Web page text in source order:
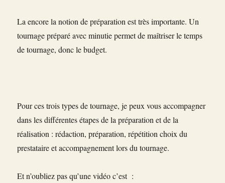
La encore la notion de préparation est très importante. Un
tournage préparé avec minutie permet de maîtriser le temps
de tournage, donc le budget.
Pour ces trois types de tournage, je peux vous accompagner
dans les différentes étapes de la préparation et de la
réalisation : rédaction, préparation, répétition choix du
prestataire et accompagnement lors du tournage.
Et n’oubliez pas qu’une vidéo c’est :